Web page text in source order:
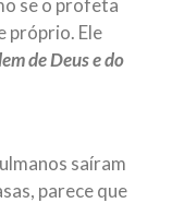
se o profeta
próprio. Ele
de Deus e do
saíram
parece que